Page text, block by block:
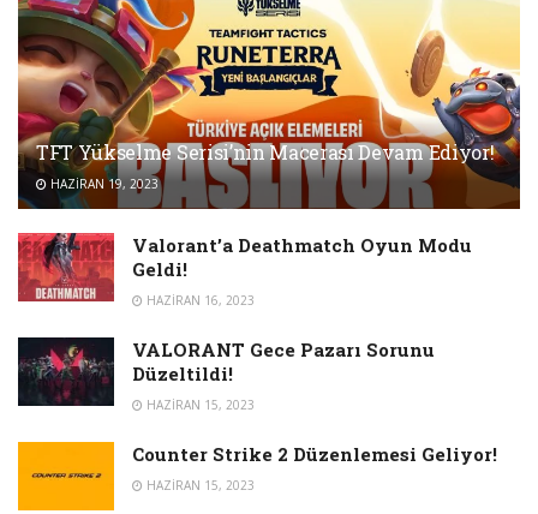
TFT Yükselme Serisi’nin Macerası Devam Ediyor!
HAZIRAN 19, 2023
Valorant’a Deathmatch Oyun Modu
Geldi!
HAZIRAN 16, 2023
VALORANT Gece Pazarı Sorunu
Düzeltildi!
HAZIRAN 15, 2023
Counter Strike 2 Düzenlemesi Geliyor!
HAZIRAN 15, 2023